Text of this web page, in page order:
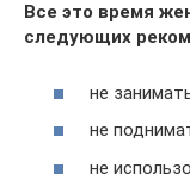
Все это время
следующих
не
не
не